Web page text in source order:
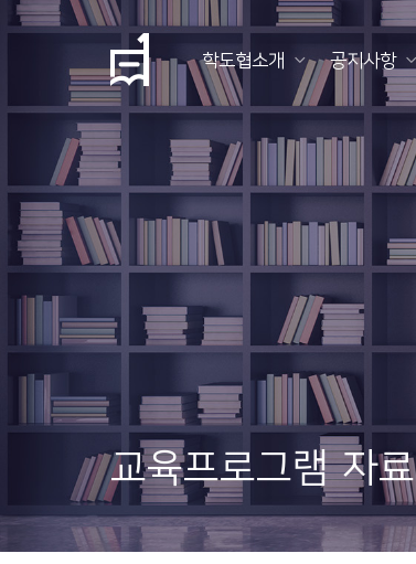
학도협소개 공지사항
교육프로그램 자료
협
소
개
니
티